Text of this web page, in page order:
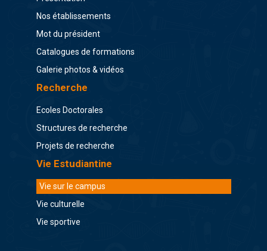
Nos établissements
Mot du président
Catalogues de formations
Galerie photos & vidéos
Recherche
Ecoles Doctorales
Structures de recherche
Projets de recherche
Vie Estudiantine
Vie sur le campus
Vie culturelle
Vie sportive